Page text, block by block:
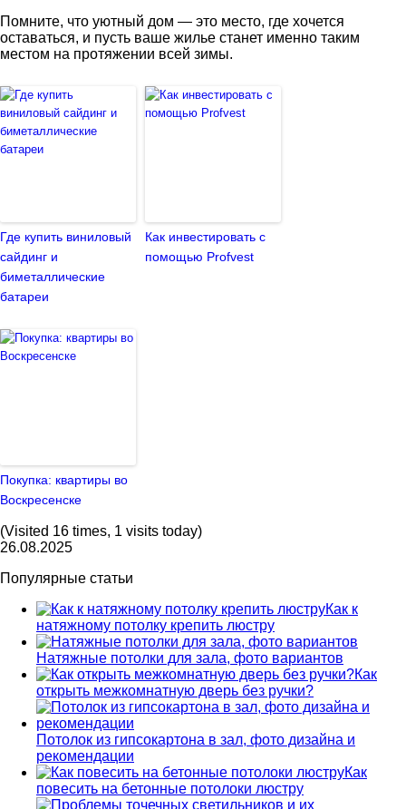
Помните, что уютный дом — это место, где хочется
оставаться, и пусть ваше жилье станет именно таким
местом на протяжении всей зимы.
Где купить виниловый
сайдинг и
биметаллические
батареи
Как инвестировать с
помощью Profvest
Покупка: квартиры во
Воскресенске
(Visited 16 times, 1 visits today)
26.08.2025
Популярные статьи
Как к
натяжному потолку крепить люстру
Натяжные потолки для зала, фото вариантов
Как
открыть межкомнатную дверь без ручки?
Потолок из гипсокартона в зал, фото дизайна и
рекомендации
Как
повесить на бетонные потолоки люстру